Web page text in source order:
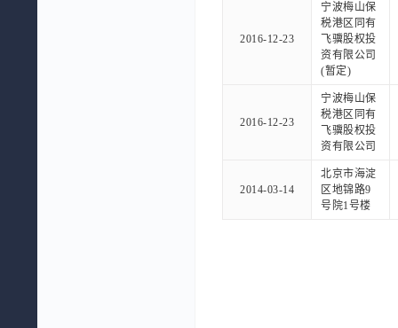
2016-12-23
宁波梅山保
税港区同有
飞骥股权投
资有限公司
(暂定)
2016-12-23
宁波梅山保
税港区同有
飞骥股权投
资有限公司
2014-03-14
北京市海淀
区地锦路9
号院1号楼